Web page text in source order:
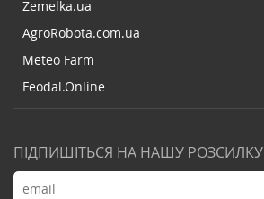
Zemelka.ua
AgroRobota.com.ua
Meteo Farm
Feodal.Online
ПІДПИШІТЬСЯ НА НАШУ РОЗСИЛКУ